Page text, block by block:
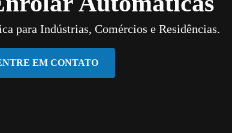
para Indústrias, Comércios e Residências.
EM CONTATO